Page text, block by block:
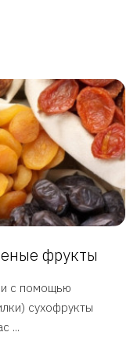
фрукты
с помощью
сухофрукты
...